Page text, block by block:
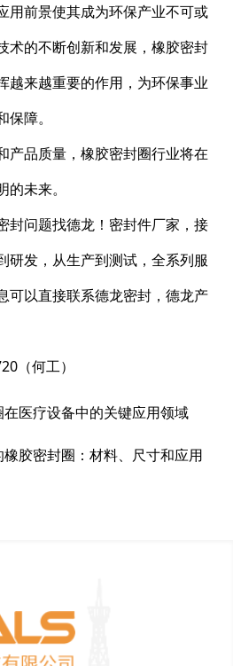
用前景使其成为环保产业不可或
术的不断创新和发展，橡胶密封
越来越重要的作用，为环保事业
障。
产品质量，橡胶密封圈行业将在
未来。
封问题找德龙！密封件厂家，接
研发，从生产到测试，全系列服
可以直接联系德龙密封，德龙产
（何工）
医疗设备中的关键应用领域
胶密封圈：材料、尺寸和应用